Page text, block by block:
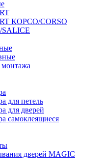
КОРСО/CORSO
для петель
для дверей
самоклеящиеся
дверей MAGIC